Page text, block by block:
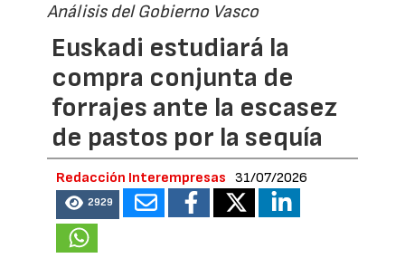
Análisis del Gobierno Vasco
Euskadi estudiará la
compra conjunta de
forrajes ante la escasez
de pastos por la sequía
Redacción Interempresas 31/07/2026
2929